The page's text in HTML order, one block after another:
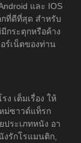
และ IOS
กที่ดีที่สุด สำหรับ
กระตุกหรือค้าง
ร์เน็ตของท่าน
เต็มเรื่อง ให้
ม่ซาวด์แท็รก
ระเภทหนัง อา
รักโรแมนติก,